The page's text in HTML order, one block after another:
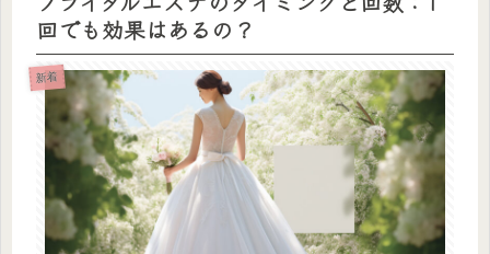
回でも効果はあるの？
新着